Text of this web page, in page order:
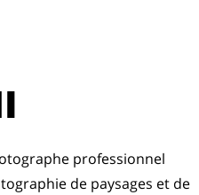
professionnel
de paysages et de